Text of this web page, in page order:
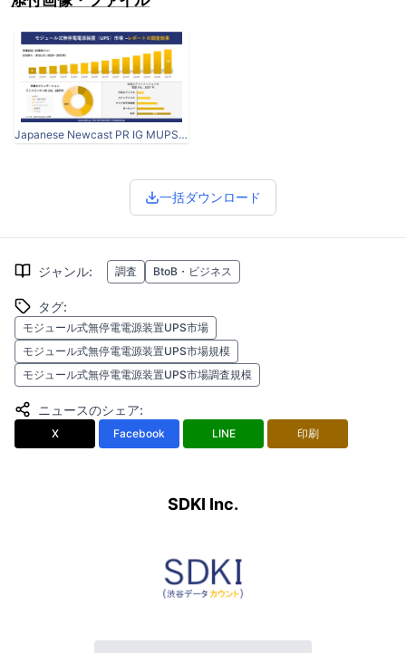
Japanese Newcast PR IG MUPSM.jpg
一括ダウンロード
ジャンル: 調査 BtoB・ビジネス
タグ:
モジュール式無停電電源装置UPS市場
モジュール式無停電電源装置UPS市場規模
モジュール式無停電電源装置UPS市場調査規模
ニュースのシェア:
X Facebook LINE 印刷
SDKI Inc.